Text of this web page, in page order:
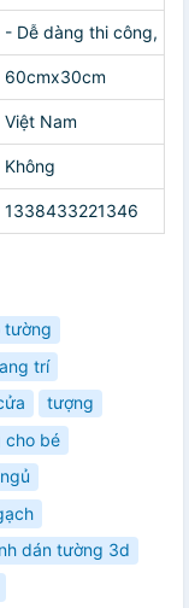
- Dễ dàng thi công,
60cmx30cm
Việt Nam
Không
1338433221346
tường
trí
tượng
cho bé
dán tường 3d